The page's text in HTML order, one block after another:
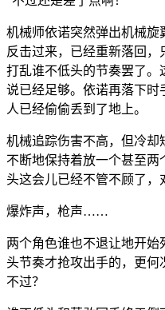
机械师依诺突然弹出机械
反击过来，已经重新落回，
打乱谁不低头的节奏罢了
说已经足够。依诺再落下
人已经偷偷丢到了地上。
机械追踪伤害不高，但冷却
不断地保持着放一个甚至
头这会儿已经不管不顾了，
爆炸声，枪声……
两个角色谁也不退让地开
头节奏才抢攻出手的，更
不过？